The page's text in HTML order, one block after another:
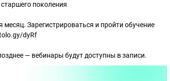
поколения
месяц. Зарегистрироваться и пройти обучение
dyRf
— вебинары будут доступны в записи.